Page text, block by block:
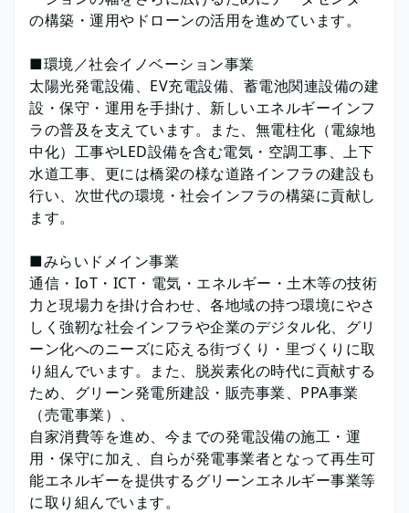
の構築・運用やドローンの活用を進めています。
■環境／社会イノベーション事業
太陽光発電設備、EV充電設備、蓄電池関連設備の建
設・保守・運用を手掛け、新しいエネルギーインフ
ラの普及を支えています。また、無電柱化（電線地
中化）工事やLED設備を含む電気・空調工事、上下
水道工事、更には橋梁の様な道路インフラの建設も
行い、次世代の環境・社会インフラの構築に貢献し
ます。
■みらいドメイン事業
通信・IoT・ICT・電気・エネルギー・土木等の技術
力と現場力を掛け合わせ、各地域の持つ環境にやさ
しく強靭な社会インフラや企業のデジタル化、グリ
ーン化へのニーズに応える街づくり・里づくりに取
り組んでいます。また、脱炭素化の時代に貢献する
ため、グリーン発電所建設・販売事業、PPA事業
（売電事業）、
自家消費等を進め、今までの発電設備の施工・運
用・保守に加え、自らが発電事業者となって再生可
能エネルギーを提供するグリーンエネルギー事業等
に取り組んでいます。